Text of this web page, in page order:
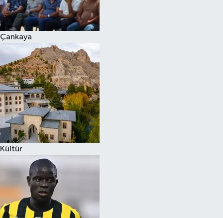
Çankaya
Kültür